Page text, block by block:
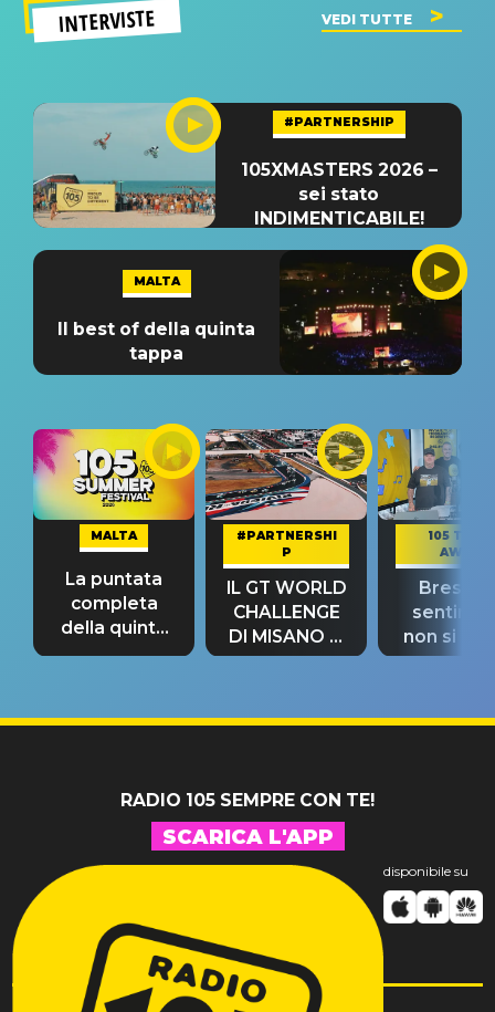
INTERVISTE VEDI TUTTE
#PARTNERSHIP
105XMASTERS 2026 –
sei stato
INDIMENTICABILE!
MALTA
Il best of della quinta
tappa
MALTA
La puntata
completa
della quinta
tappa
#PARTNERSHI
P
IL GT WORLD
CHALLENGE
DI MISANO si
riconferma
105 TAKE
AWAY
Bresh:
non si
fino alla
RADIO 105 SEMPRE CON TE!
SCARICA L'APP
disponibile su